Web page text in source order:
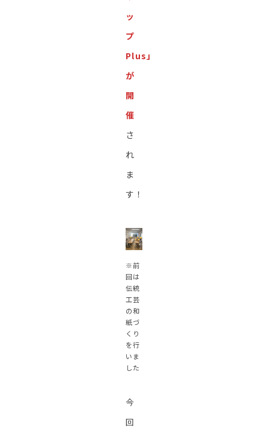
ッ
プ
Plus」
が
開
催
さ
れ
ま
す！
※前
回は
伝統
工芸
の和
紙づ
くり
を行
いま
した
今
回